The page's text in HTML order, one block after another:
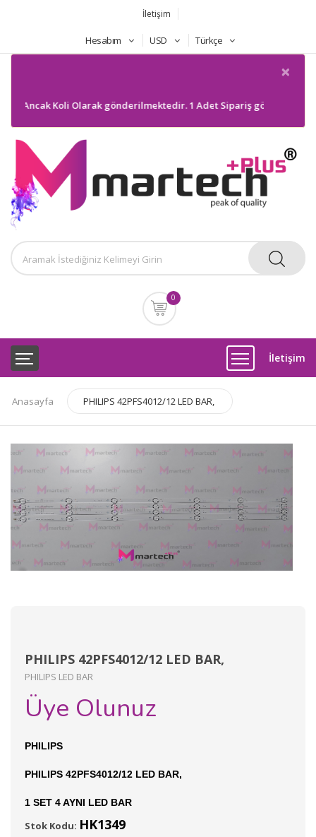
İletişim
Hesabım USD Türkçe
×
Ancak Koli Olarak gönderilmektedir. 1 Adet Sipariş
0
İletişim
Anasayfa PHILIPS 42PFS4012/12 LED BAR,
PHILIPS 42PFS4012/12 LED BAR,
PHILIPS LED BAR
Üye Olunuz
PHILIPS
PHILIPS 42PFS4012/12 LED BAR,
1 SET 4 AYNI LED BAR
Stok Kodu: HK1349